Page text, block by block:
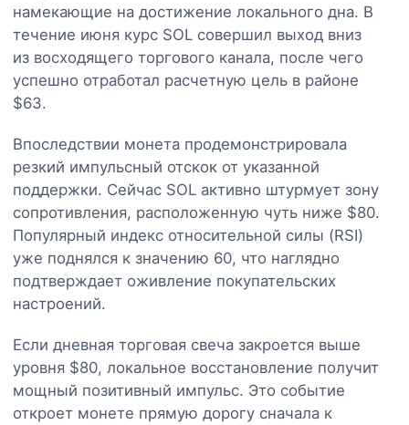
намекающие на достижение локального дна. В
течение июня курс SOL совершил выход вниз
из восходящего торгового канала, после чего
успешно отработал расчетную цель в районе
$63.
Впоследствии монета продемонстрировала
резкий импульсный отскок от указанной
поддержки. Сейчас SOL активно штурмует зону
сопротивления, расположенную чуть ниже $80.
Популярный индекс относительной силы (RSI)
уже поднялся к значению 60, что наглядно
подтверждает оживление покупательских
настроений.
Если дневная торговая свеча закроется выше
уровня $80, локальное восстановление получит
мощный позитивный импульс. Это событие
откроет монете прямую дорогу сначала к